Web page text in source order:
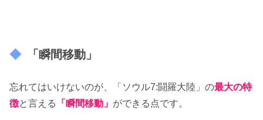
「瞬間移動」
忘れてはいけないのが、「ソウル7:闘羅大陸」の最大の特
徴と言える 「瞬間移動」 ができる点です。